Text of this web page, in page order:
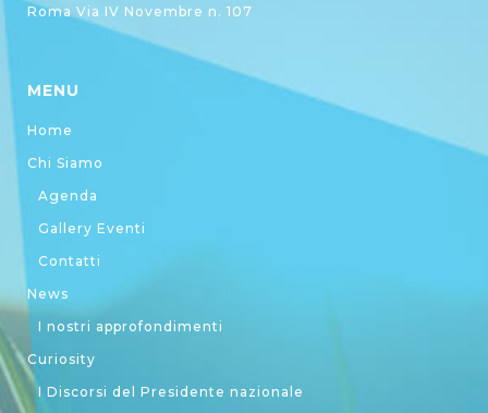
Roma Via IV Novembre n. 107
MENU
Home
Chi Siamo
Agenda
Gallery Eventi
Contatti
News
I nostri approfondimenti
Curiosity
I Discorsi del Presidente nazionale